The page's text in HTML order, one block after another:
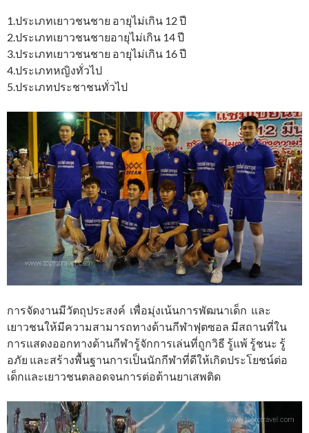
1.ประเภทเยาวชนชาย อายุไม่เกิน 12 ปี
2.ประเภทเยาวชนชายอายุไม่เกิน 14 ปี
3.ประเภทเยาวชนชาย อายุไม่เกิน 16 ปี
4.ประเภทหญิงทั่วไป
5.ประเภทประชาชนทั่วไป
การจัดงานมีวัตถุประสงค์ เพื่อมุ่งเน้นการพัฒนาเด็ก และ
เยาวชนให้มีความสามารถทางด้านกีฬาฟุตซอล มีสถานที่ใน
การแสดงออกทางด้านกีฬารู้จักการเล่นที่ถูกวิธี รู้แพ้ รู้ชนะ รู้
อภัย และสร้างพื้นฐานการเป็นนักกีฬาที่ดีให้เกิดประโยชน์ต่อ
เด็กและเยาวชนตลอดจนการต่อต้านยาเสพติด